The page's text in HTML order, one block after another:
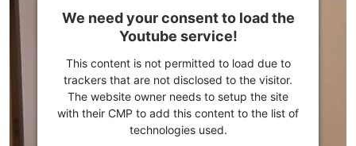
We need your consent to load the
Youtube service!
This content is not permitted to load due to
trackers that are not disclosed to the visitor.
The website owner needs to setup the site
with their CMP to add this content to the list of
technologies used.